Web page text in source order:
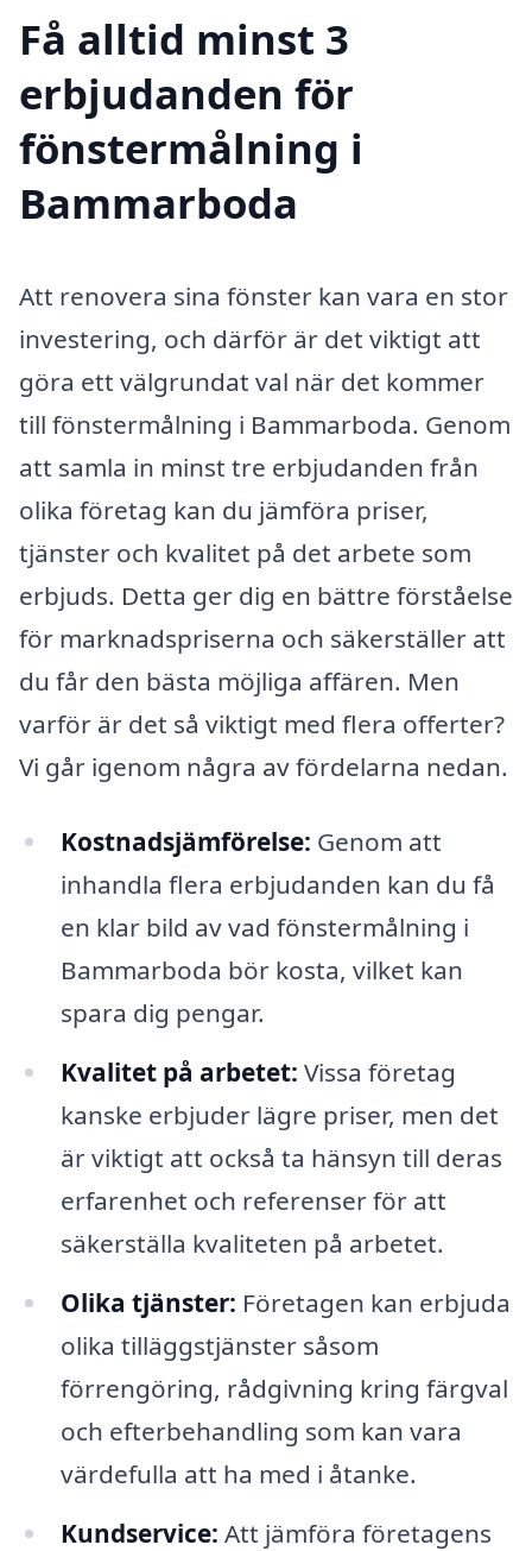
Få alltid minst 3
erbjudanden för
fönstermålning i
Bammarboda
Att renovera sina fönster kan vara en stor
investering, och därför är det viktigt att
göra ett välgrundat val när det kommer
till fönstermålning i Bammarboda. Genom
att samla in minst tre erbjudanden från
olika företag kan du jämföra priser,
tjänster och kvalitet på det arbete som
erbjuds. Detta ger dig en bättre förståelse
för marknadspriserna och säkerställer att
du får den bästa möjliga affären. Men
varför är det så viktigt med flera offerter?
Vi går igenom några av fördelarna nedan.
Kostnadsjämförelse: Genom att
inhandla flera erbjudanden kan du få
en klar bild av vad fönstermålning i
Bammarboda bör kosta, vilket kan
spara dig pengar.
Kvalitet på arbetet: Vissa företag
kanske erbjuder lägre priser, men det
är viktigt att också ta hänsyn till deras
erfarenhet och referenser för att
säkerställa kvaliteten på arbetet.
Olika tjänster: Företagen kan erbjuda
olika tilläggstjänster såsom
förrengöring, rådgivning kring färgval
och efterbehandling som kan vara
värdefulla att ha med i åtanke.
Kundservice: Att jämföra företagens